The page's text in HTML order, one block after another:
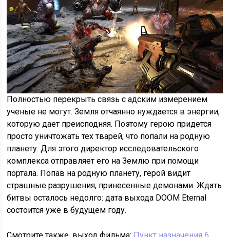
Полностью перекрыть связь с адским измерением
ученые не могут. Земля отчаянно нуждается в энергии,
которую дает преисподняя. Поэтому герою придется
просто уничтожать тех тварей, что попали на родную
планету. Для этого директор исследовательского
комплекса отправляет его на Землю при помощи
портала. Попав на родную планету, герой видит
страшные разрушения, принесенные демонами. Ждать
битвы осталось недолго: дата выхода DOOM Eternal
состоится уже в будущем году.